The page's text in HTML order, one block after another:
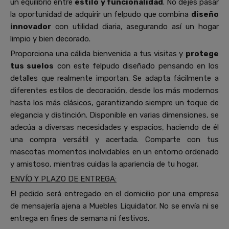
un equilibrio entre estilo y funcionalidad. No dejes pasar
la oportunidad de adquirir un felpudo que combina diseño
innovador con utilidad diaria, asegurando así un hogar
limpio y bien decorado.
Proporciona una cálida bienvenida a tus visitas y protege
tus suelos con este felpudo diseñado pensando en los
detalles que realmente importan. Se adapta fácilmente a
diferentes estilos de decoración, desde los más modernos
hasta los más clásicos, garantizando siempre un toque de
elegancia y distinción. Disponible en varias dimensiones, se
adecúa a diversas necesidades y espacios, haciendo de él
una compra versátil y acertada. Comparte con tus
mascotas momentos inolvidables en un entorno ordenado
y amistoso, mientras cuidas la apariencia de tu hogar.
ENVÍO Y PLAZO DE ENTREGA:
El pedido será entregado en el domicilio por una empresa
de mensajería ajena a Muebles Liquidator. No se envía ni se
entrega en fines de semana ni festivos.